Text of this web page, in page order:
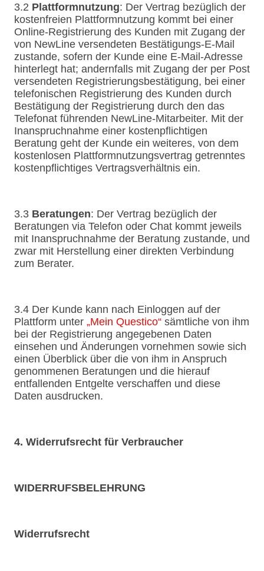
3.2 Plattformnutzung: Der Vertrag bezüglich der
kostenfreien Plattformnutzung kommt bei einer
Online-Registrierung des Kunden mit Zugang der
von NewLine versendeten Bestätigungs-E-Mail
zustande, sofern der Kunde eine E-Mail-Adresse
hinterlegt hat; andernfalls mit Zugang der per Post
versendeten Registrierungsbestätigung, bei einer
telefonischen Registrierung des Kunden durch
Bestätigung der Registrierung durch den das
Telefonat führenden NewLine-Mitarbeiter. Mit der
Inanspruchnahme einer kostenpflichtigen
Beratung geht der Kunde ein weiteres, von dem
kostenlosen Plattformnutzungsvertrag getrenntes
kostenpflichtiges Vertragsverhältnis ein.
3.3 Beratungen: Der Vertrag bezüglich der
Beratungen via Telefon oder Chat kommt jeweils
mit Inanspruchnahme der Beratung zustande, und
zwar mit Herstellung einer direkten Verbindung
zum Berater.
3.4 Der Kunde kann nach Einloggen auf der
Plattform unter „Mein Questico“ sämtliche von ihm
bei der Registrierung angegebenen Daten
einsehen und Änderungen vornehmen sowie sich
einen Überblick über die von ihm in Anspruch
genommenen Beratungen und die hierauf
entfallenden Entgelte verschaffen und diese
Daten ausdrucken.
4. Widerrufsrecht für Verbraucher
WIDERRUFSBELEHRUNG
Widerrufsrecht